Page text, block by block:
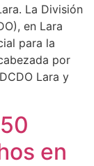
La División
en Lara
para la
por
Lara y
en